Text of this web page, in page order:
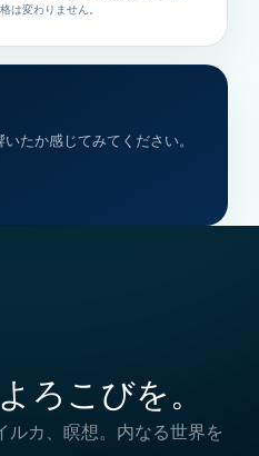
は変わりません。
たか感じてみてください。
ろこびを。
カ、瞑想。内なる世界を